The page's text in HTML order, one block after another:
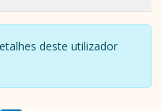
deste utilizador